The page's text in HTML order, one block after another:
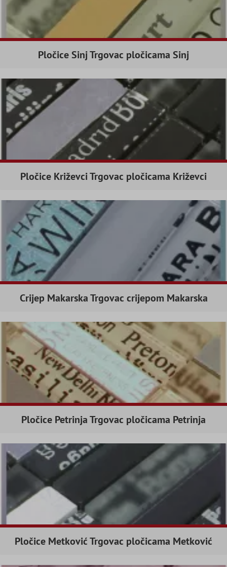
Pločice Sinj Trgovac pločicama Sinj
Pločice Križevci Trgovac pločicama Križevci
Crijep Makarska Trgovac crijepom Makarska
Pločice Petrinja Trgovac pločicama Petrinja
Pločice Metković Trgovac pločicama Metković